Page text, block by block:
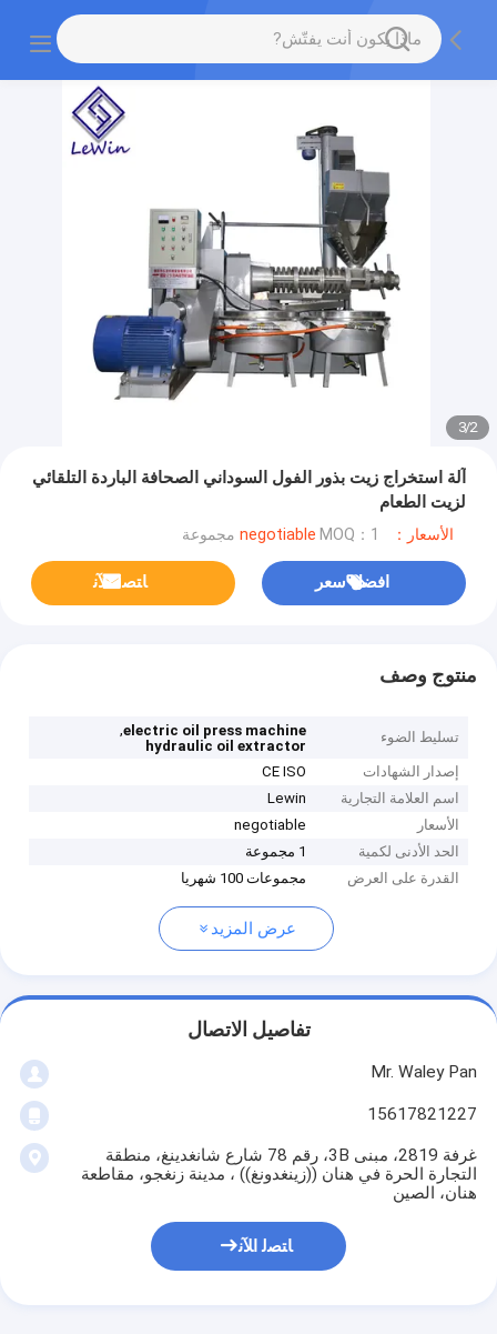
2
/
3
آلة استخراج زيت بذور الفول السوداني الصحافة الباردة التلقائي
لزيت الطعام
الأسعار：negotiable MOQ：1 مجموعة
افضل سعر ﺎﺘﺼﻟ ﺍﻶﻧ
منتوج وصف
تسليط الضوء electric oil press machine
,
hydraulic oil extractor
إصدار الشهادات
CE ISO
اسم العلامة التجارية
Lewin
الأسعار
negotiable
الحد الأدنى لكمية
1 مجموعة
القدرة على العرض
مجموعات 100 شهريا
عرض المزيد
تفاصيل الاتصال
Mr. Waley Pan
15617821227
غرفة 2819، مبنى 3B، رقم 78 شارع شانغدينغ، منطقة
التجارة الحرة في هنان ((زينغدونغ)) ، مدينة زنغجو، مقاطعة
هنان، الصين
ﺎﺘﺼﻟ ﺍﻶﻧ